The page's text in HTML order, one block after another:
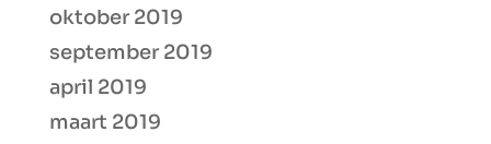
oktober 2019
september 2019
april 2019
maart 2019